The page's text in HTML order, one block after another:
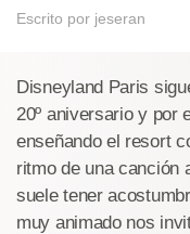
Escrito por jeseran
Disneyland Paris
20º aniversario y por
enseñando el resort
ritmo de una canción
suele tener
muy animado nos